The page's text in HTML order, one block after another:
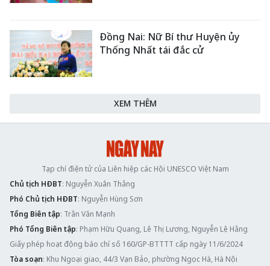
Đồng Nai: Nữ Bí thư Huyện ủy
Thống Nhất tái đắc cử
XEM THÊM
Tạp chí điện tử của Liên hiệp các Hội UNESCO Việt Nam
Chủ tịch HĐBT: Nguyễn Xuân Thắng
Phó Chủ tịch HĐBT: Nguyễn Hùng Sơn
Tổng Biên tập: Trần Văn Mạnh
Phó Tổng Biên tập: Phạm Hữu Quang, Lê Thị Lương, Nguyễn Lệ Hằng
Giấy phép hoạt động báo chí số 160/GP-BTTTT cấp ngày 11/6/2024
Tòa soạn: Khu Ngoại giao, 44/3 Vạn Bảo, phường Ngọc Hà, Hà Nội